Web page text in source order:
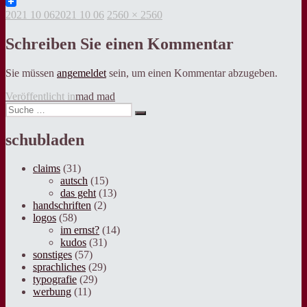
Veröffentlicht
2021 10 062021 10 06 Volle
2560 × 2560
Schreiben Sie einen Kommentar
Sie müssen angemeldet sein, um einen Kommentar abzugeben.
Beitragsnavigation
Veröffentlicht inmad mad
Suche
nach:
Suche
schubladen
claims (31)
autsch (15)
das geht(13)
handschriften (2)
logos (58)
im ernst? (14)
kudos (31)
sonstiges (57)
sprachliches (29)
typografie (29)
werbung (11)